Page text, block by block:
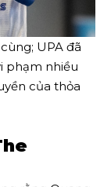
UPA đã
phạm nhiều
của thỏa